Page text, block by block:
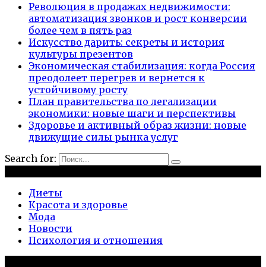
Революция в продажах недвижимости:
автоматизация звонков и рост конверсии
более чем в пять раз
Искусство дарить: секреты и история
культуры презентов
Экономическая стабилизация: когда Россия
преодолеет перегрев и вернется к
устойчивому росту
План правительства по легализации
экономики: новые шаги и перспективы
Здоровье и активный образ жизни: новые
движущие силы рынка услуг
Search for:
Диеты
Красота и здоровье
Мода
Новости
Психология и отношения